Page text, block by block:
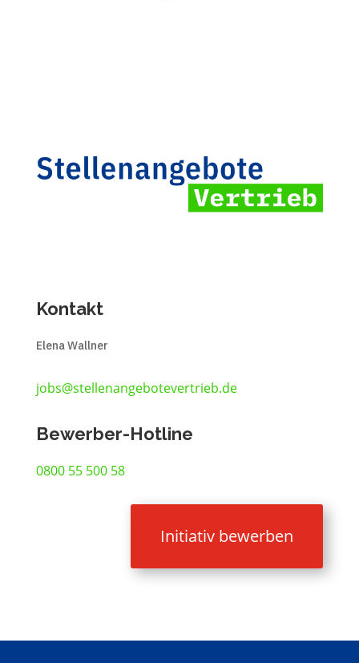
Kontakt
Elena Wallner
jobs@stellenangebotevertrieb.de
Bewerber-Hotline
0800 55 500 58
Initiativ bewerben